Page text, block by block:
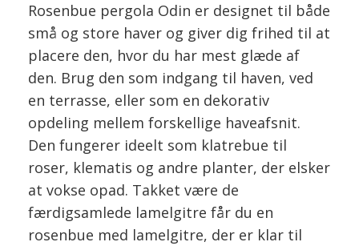
Rosenbue pergola Odin er designet til både
små og store haver og giver dig frihed til at
placere den, hvor du har mest glæde af
den. Brug den som indgang til haven, ved
en terrasse, eller som en dekorativ
opdeling mellem forskellige haveafsnit.
Den fungerer ideelt som klatrebue til
roser, klematis og andre planter, der elsker
at vokse opad. Takket være de
færdigsamlede lamelgitre får du en
rosenbue med lamelgitre, der er klar til